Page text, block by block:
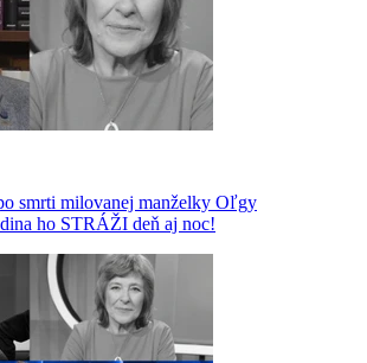
smrti milovanej manželky Oľgy
ho STRÁŽI deň aj noc!